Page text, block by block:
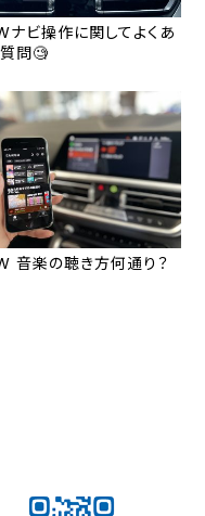
ナビ操作に関してよくあ
問🧐
音楽の聴き方何通り？